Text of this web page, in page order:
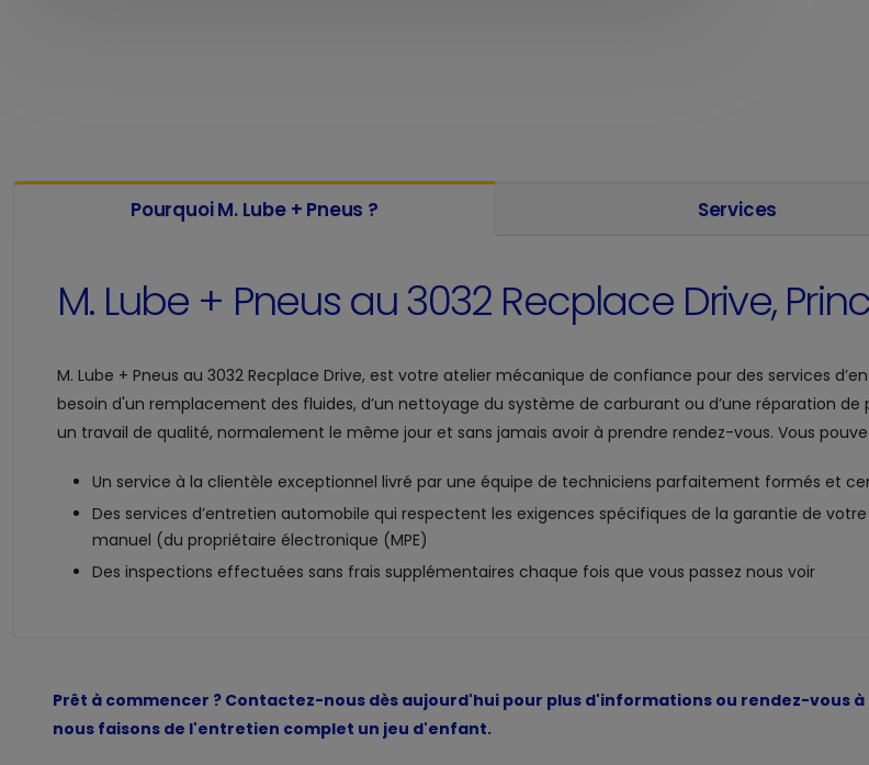
Pourquoi M. Lube + Pneus ? Services
M. Lube + Pneus au3032 Recplace Drive,
M. Lube + Pneus au 3032 Recplace Drive, est votre atelier mécanique de confiance pour des services
besoin d'un remplacement des fluides, d’un nettoyage du système de carburant ou d’une réparation
un travail de qualité, normalement le même jour et sans jamais avoir à prendre rendez-vous. Vous
Un service à la clientèle exceptionnel livré par une équipe de techniciens parfaitement formés et
Des services d’entretien automobile qui respectent les exigences spécifiques de la garantie de
manuel (du propriétaire électronique (MPE)
Des inspections effectuées sans frais supplémentaires chaque fois que vous passez nous voir
Prêt à commencer ? Contactez-nous dès aujourd'hui pour plus d'informations ou rendez-vous
nous faisons de l'entretien complet un jeu d'enfant.